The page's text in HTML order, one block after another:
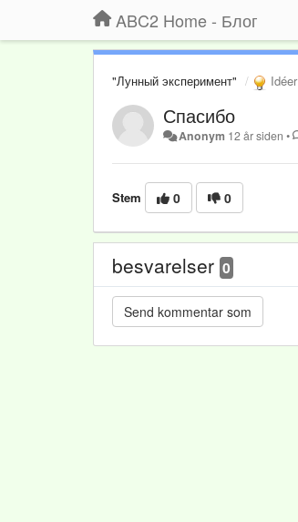
ABC2 Home - Блог
"Лунный эксперимент" Idéer
Спасибо
Anonym 12 år siden •
Stem 0 0
besvarelser 0